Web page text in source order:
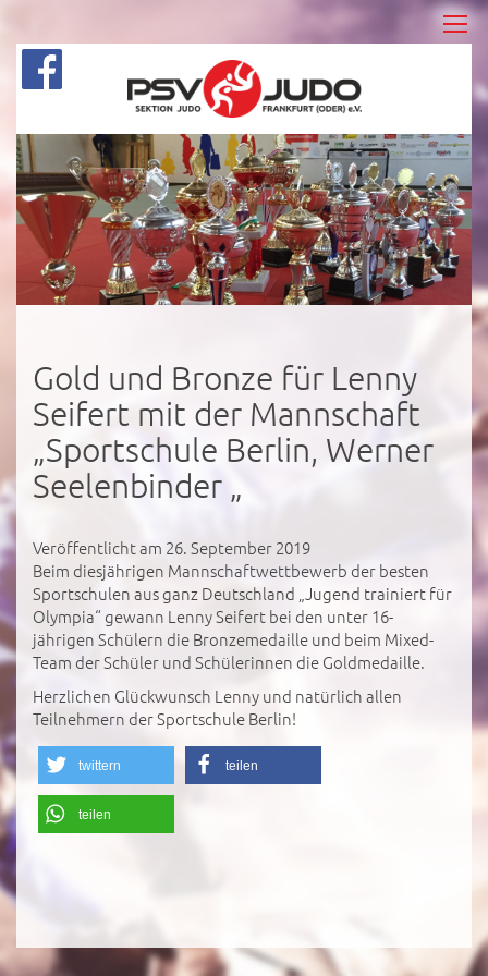
Gold und Bronze für Lenny
Seifert mit der Mannschaft
„Sportschule Berlin, Werner
Seelenbinder „
Veröffentlicht am 26. September 2019
Beim diesjährigen Mannschaftwettbewerb der besten
Sportschulen aus ganz Deutschland „Jugend trainiert für
Olympia“ gewann Lenny Seifert bei den unter 16-
jährigen Schülern die Bronzemedaille und beim Mixed-
Team der Schüler und Schülerinnen die Goldmedaille.
Herzlichen Glückwunsch Lenny und natürlich allen
Teilnehmern der Sportschule Berlin!
twittern teilen
teilen